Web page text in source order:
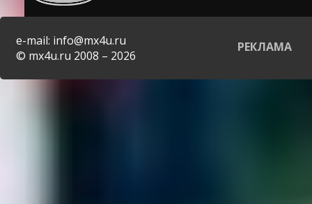
e-mail: info@mx4u.ru
© mx4u.ru 2008 – 2026
РЕКЛАМА